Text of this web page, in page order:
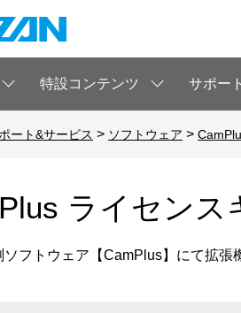
特設コンテンツ サポー
ート&サービス > ソフトウェア >
ライセンス
フトウェア【CamPlus】にて拡張